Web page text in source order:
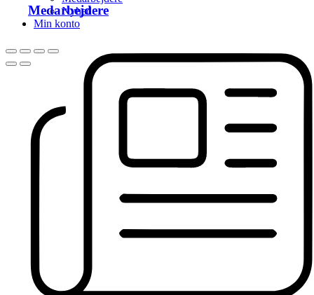
Medarbejdere
Nyhed
Min konto